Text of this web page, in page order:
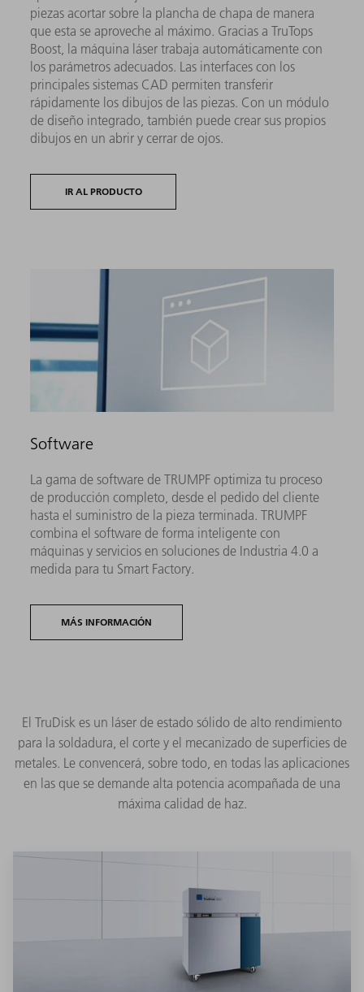
piezas acortar sobre la plancha de chapa de manera
que esta se aproveche al máximo. Gracias a TruTops
Boost, la máquina láser trabaja automáticamente con
los parámetros adecuados. Las interfaces con los
principales sistemas CAD permiten transferir
rápidamente los dibujos de las piezas. Con un módulo
de diseño integrado, también puede crear sus propios
dibujos en un abrir y cerrar de ojos.
IR AL PRODUCTO
Software
La gama de software de TRUMPF optimiza tu proceso
de producción completo, desde el pedido del cliente
hasta el suministro de la pieza terminada. TRUMPF
combina el software de forma inteligente con
máquinas y servicios en soluciones de Industria 4.0 a
medida para tu Smart Factory.
MÁS INFORMACIÓN
El TruDisk es un láser de estado sólido de alto rendimiento
para la soldadura, el corte y el mecanizado de superficies de
metales. Le convencerá, sobre todo, en todas las aplicaciones
en las que se demande alta potencia acompañada de una
máxima calidad de haz.